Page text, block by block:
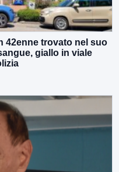
42enne trovato nel suo
giallo in viale